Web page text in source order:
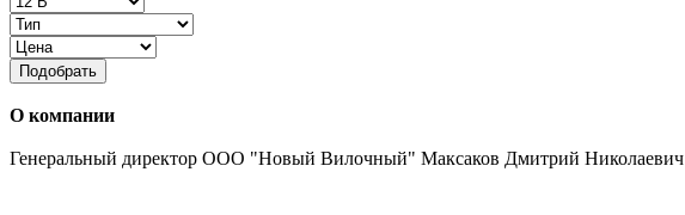
Подобрать
О компании
Генеральный директор ООО "Новый Вилочный" Максаков Дмитрий Николаевич